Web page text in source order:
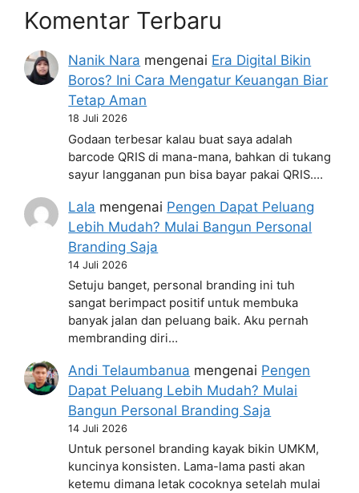
Komentar Terbaru
Nanik Nara mengenai Era Digital Bikin
Boros? Ini Cara Mengatur Keuangan Biar
Tetap Aman
18 Juli 2026
Godaan terbesar kalau buat saya adalah
barcode QRIS di mana-mana, bahkan di tukang
sayur langganan pun bisa bayar pakai QRIS.…
Lala mengenai Pengen Dapat Peluang
Lebih Mudah? Mulai Bangun Personal
Branding Saja
14 Juli 2026
Setuju banget, personal branding ini tuh
sangat berimpact positif untuk membuka
banyak jalan dan peluang baik. Aku pernah
membranding diri…
Andi Telaumbanua mengenai Pengen
Dapat Peluang Lebih Mudah? Mulai
Bangun Personal Branding Saja
14 Juli 2026
Untuk personel branding kayak bikin UMKM,
kuncinya konsisten. Lama-lama pasti akan
ketemu dimana letak cocoknya setelah mulai